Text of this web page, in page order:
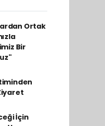
Ortak
Bir
İçin